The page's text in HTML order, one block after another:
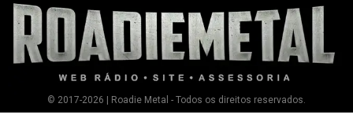
© 2017-2026 | Roadie Metal - Todos os direitos reservados.